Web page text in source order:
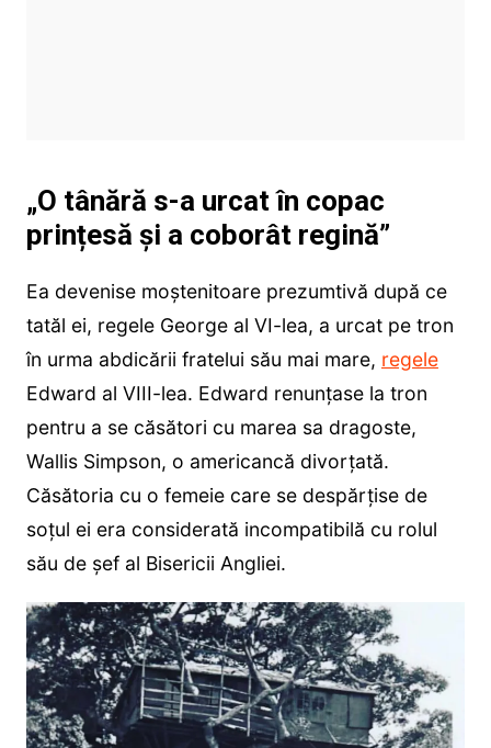
„O tânără s-a urcat în copac
prințesă și a coborât regină”
Ea devenise moștenitoare prezumtivă după ce
tatăl ei, regele George al VI-lea, a urcat pe tron
în urma abdicării fratelui său mai mare, regele
Edward al VIII-lea. Edward renunțase la tron
pentru a se căsători cu marea sa dragoste,
Wallis Simpson, o americancă divorțată.
Căsătoria cu o femeie care se despărțise de
soțul ei era considerată incompatibilă cu rolul
său de șef al Bisericii Angliei.